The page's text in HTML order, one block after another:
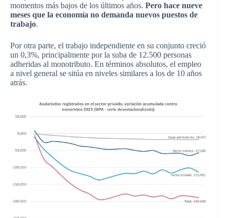
momentos más bajos de los últimos años. Pero hace nueve
meses que la economía no demanda nuevos puestos de
trabajo.
Por otra parte, el trabajo independiente en su conjunto creció
un 0,3%, principalmente por la suba de 12.500 personas
adheridas al monotributo. En términos absolutos, el empleo
a nivel general se sitúa en niveles similares a los de 10 años
atrás.